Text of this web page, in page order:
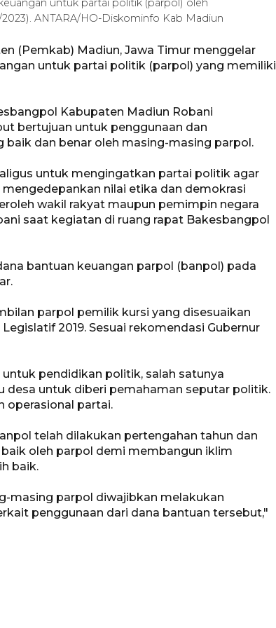
untuk partai politik (parpol) oleh
ANTARA/HO-Diskominfo Kab Madiun
(Pemkab) Madiun, Jawa Timur menggelar
untuk partai politik (parpol) yang memiliki
Kabupaten Madiun Robani
bertujuan untuk penggunaan dan
dan benar oleh masing-masing parpol.
untuk mengingatkan partai politik agar
nilai etika dan demokrasi
wakil rakyat maupun pemimpin negara
saat kegiatan di ruang rapat Bakesbangpol
bantuan keuangan parpol (banpol) pada
parpol pemilik kursi yang disesuaikan
2019. Sesuai rekomendasi Gubernur
pendidikan politik, salah satunya
untuk diberi pemahaman seputar politik.
operasional partai.
telah dilakukan pertengahan tahun dan
oleh parpol demi membangun iklim
baik.
masing parpol diwajibkan melakukan
penggunaan dari dana bantuan tersebut,"
Jurnalis bagikan bendera